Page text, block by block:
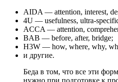
AIDA — attention, interest,
4U — usefulness, ultra-
ACCA — аttention,
BAB — before, after, bridge;
H3W — how, where, why,
и другие.
Беда в том, что все эти
нужно при подготовке к